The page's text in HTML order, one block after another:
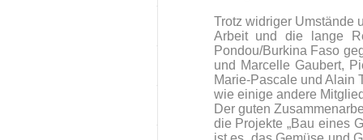
Trotz widriger Umstände
Arbeit und die lange
Pondou/Burkina Faso
und Marcelle Gaubert,
Marie-Pascale und Alain
wie einige andere
Der guten
die Projekte „Bau eines